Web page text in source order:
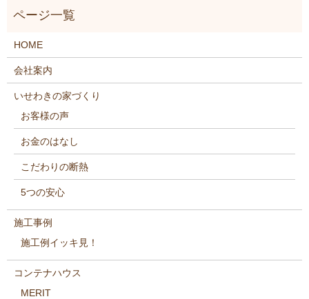
HOME
会社案内
いせわきの家づくり
お客様の声
お金のはなし
こだわりの断熱
5つの安心
施工事例
施工例イッキ見！
コンテナハウス
MERIT